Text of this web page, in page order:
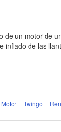
de un motor de un
inflado de las
Motor Twingo